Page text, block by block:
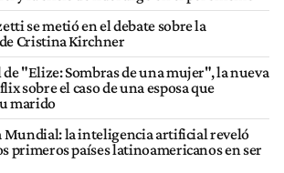
se metió en el debate sobre la
Cristina Kirchner
"Elize: Sombras de una mujer", la nueva
sobre el caso de una esposa que
marido
Mundial: la inteligencia artificial reveló
primeros países latinoamericanos en ser